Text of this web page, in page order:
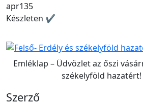
apr135
Készleten ✔
Emléklap – Üdvözlet az őszi
székelyföld hazatért!
Szerző